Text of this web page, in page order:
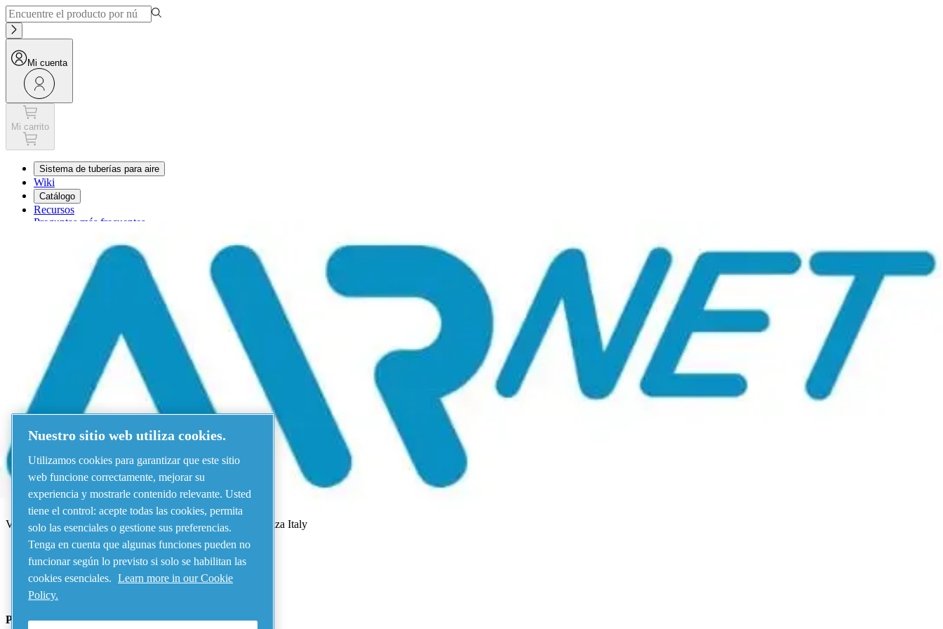
Mi cuenta
Mi carrito
Sistema de tuberías para aire
Wiki
Catálogo
Recursos
Preguntas más frecuentes
Menú
Ha habido un error
¡Algo salió mal!
Vuelva a intentarlo en unos minutos.
Ver todos los productos
Address
AIRnet - C.Aria.C
Via Selva Maiolo, 5/7 - 36075, Montecchio Maggiore, Vicenza Italy
Contact us
Piping Systems - click to see details
Nuestro sitio web utiliza cookies.
Utilizamos cookies para garantizar que este sitio
web funcione correctamente, mejorar su
experiencia y mostrarle contenido relevante. Usted
tiene el control: acepte todas las cookies, permita
solo las esenciales o gestione sus preferencias.
Tenga en cuenta que algunas funciones pueden no
funcionar según lo previsto si solo se habilitan las
cookies esenciales. Learn more in our Cookie
Policy.